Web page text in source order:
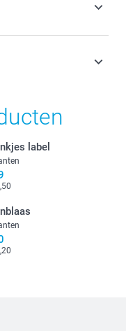
label